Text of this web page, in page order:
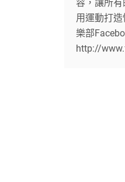
容，讓所有
用運動打
樂部
http://